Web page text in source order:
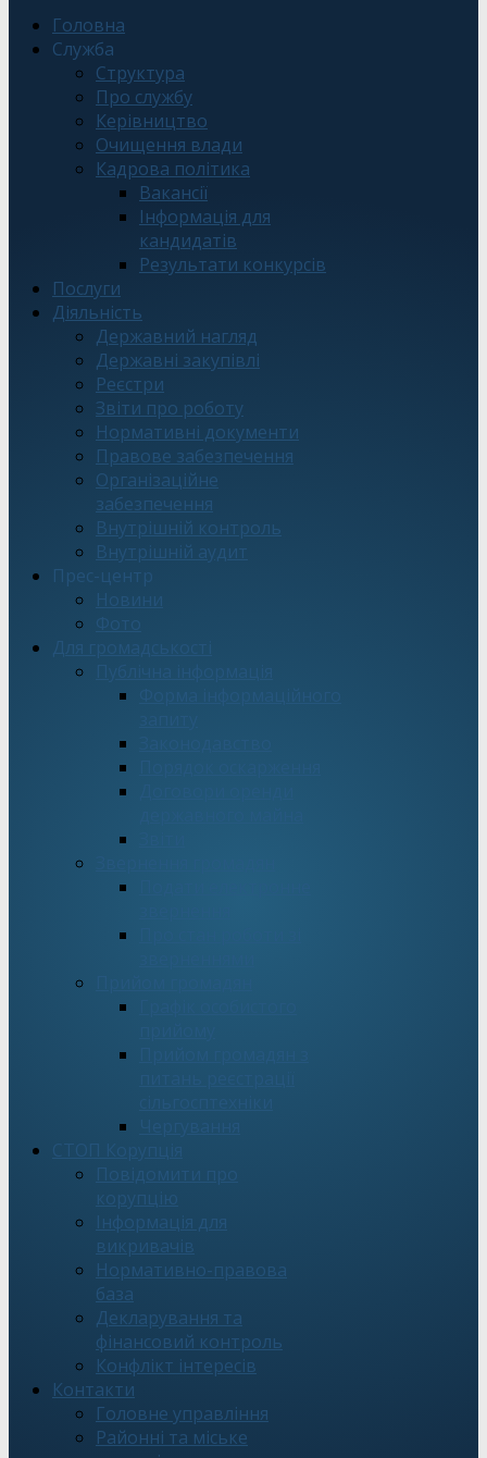
Головна
Служба
Структура
Про службу
Керівництво
Очищення влади
Кадрова політика
Вакансії
Інформація для
кандидатів
Результати конкурсів
Послуги
Діяльність
Державний нагляд
Державні закупівлі
Реєстри
Звіти про роботу
Нормативні документи
Правове забезпечення
Організаційне
забезпечення
Внутрішній контроль
Внутрішній аудит
Прес-центр
Новини
Фото
Для громадськості
СТОП Корупція
Повідомити про
корупцію
Інформація для
викривачів
Нормативно-правова
база
Декларування та
фінансовий контроль
Конфлікт інтересів
Контакти
Головне управління
Районні та міське